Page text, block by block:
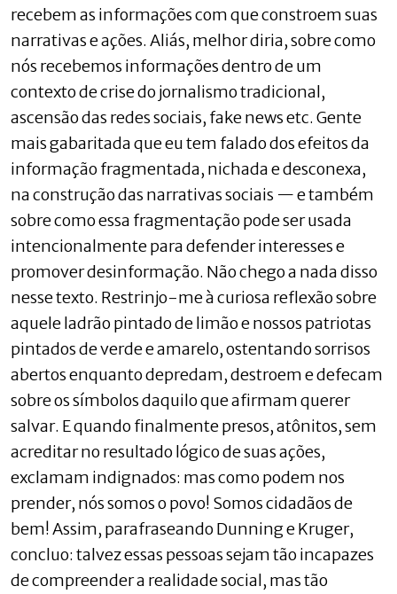
recebem as informações com que constroem suas
narrativas e ações. Aliás, melhor diria, sobre como
nós recebemos informações dentro de um
contexto de crise do jornalismo tradicional,
ascensão das redes sociais, fake news etc. Gente
mais gabaritada que eu tem falado dos efeitos da
informação fragmentada, nichada e desconexa,
na construção das narrativas sociais — e também
sobre como essa fragmentação pode ser usada
intencionalmente para defender interesses e
promover desinformação. Não chego a nada disso
nesse texto. Restrinjo-me à curiosa reflexão sobre
aquele ladrão pintado de limão e nossos patriotas
pintados de verde e amarelo, ostentando sorrisos
abertos enquanto depredam, destroem e defecam
sobre os símbolos daquilo que afirmam querer
salvar. E quando finalmente presos, atônitos, sem
acreditar no resultado lógico de suas ações,
exclamam indignados: mas como podem nos
prender, nós somos o povo! Somos cidadãos de
bem! Assim, parafraseando Dunning e Kruger,
concluo: talvez essas pessoas sejam tão incapazes
de compreender a realidade social, mas tão